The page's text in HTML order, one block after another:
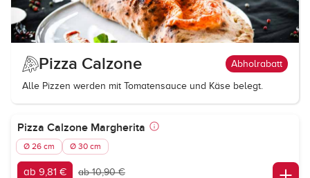
Pizza Calzone Abholrabatt
Alle Pizzen werden mit Tomatensauce und Käse belegt.
Pizza Calzone Margherita
Ø 26 cm Ø 30 cm
ab 9,81 € ab 10,90 €